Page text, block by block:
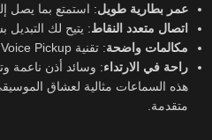
عمر بطارية طويل: استمتع بما يصل إلى 30 ساعة من التشغيل
اتصال متعدد النقاط: يتيح لك
مكالمات واضحة: تقنية Precise Voice Pickup تضمن جودة مكالمات فائقة الوضوح.
راحة في الارتداء: وسائد أذن ناعمة
هذه السماعات مثالية لعشاق
متقدمة.